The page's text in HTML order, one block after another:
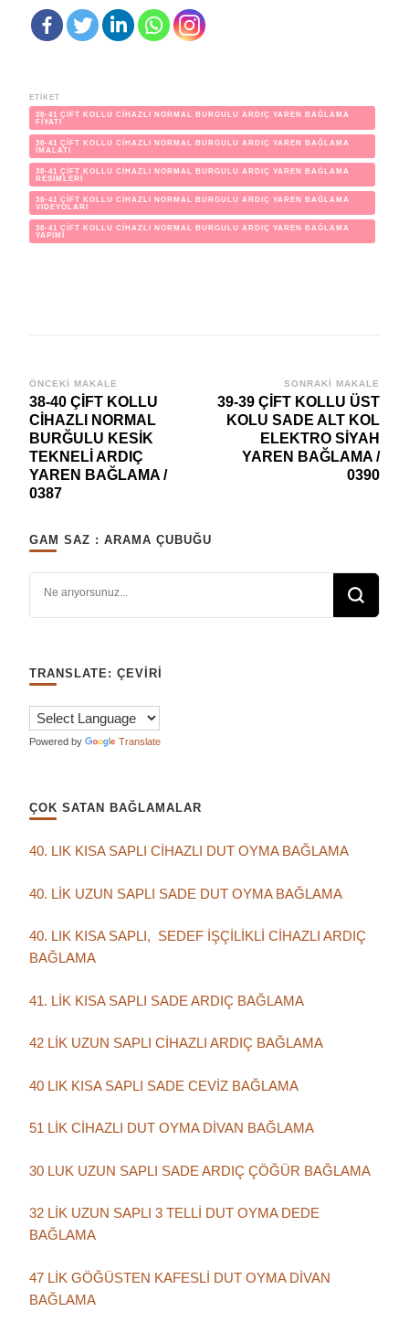
ETIKET
38-41 ÇİFT KOLLU CİHAZLI NORMAL BURGULU ARDIÇ YAREN BAĞLAMA
FİYATI
38-41 ÇİFT KOLLU CİHAZLI NORMAL BURGULU ARDIÇ YAREN BAĞLAMA
İMALATI
38-41 ÇİFT KOLLU CİHAZLI NORMAL BURGULU ARDIÇ YAREN BAĞLAMA
RESİMLERİ
38-41 ÇİFT KOLLU CİHAZLI NORMAL BURGULU ARDIÇ YAREN BAĞLAMA
VİDEYOLARI
38-41 ÇİFT KOLLU CİHAZLI NORMAL BURGULU ARDIÇ YAREN BAĞLAMA
YAPIMI
Yazı
dolaşımı
ÖNCEKI MAKALE
38-40 ÇİFT KOLLU
CİHAZLI NORMAL
BURĞULU KESİK
TEKNELİ ARDIÇ
YAREN BAĞLAMA /
0387
SONRAKI MAKALE
39-39 ÇİFT KOLLU ÜST
KOLU SADE ALT KOL
ELEKTRO SİYAH
YAREN BAĞLAMA /
0390
GAM SAZ : ARAMA ÇUBUĞU
TRANSLATE: ÇEVIRI
Powered by Translate
ÇOK SATAN BAĞLAMALAR
40. LIK KISA SAPLI CİHAZLI DUT OYMA BAĞLAMA
40. LİK UZUN SAPLI SADE DUT OYMA BAĞLAMA
40. LIK KISA SAPLI, SEDEF İŞÇİLİKLİ CİHAZLI ARDIÇ
BAĞLAMA
41. LİK KISA SAPLI SADE ARDIÇ BAĞLAMA
42 LİK UZUN SAPLI CİHAZLI ARDIÇ BAĞLAMA
40 LIK KISA SAPLI SADE CEVİZ BAĞLAMA
51 LİK CİHAZLI DUT OYMA DİVAN BAĞLAMA
30 LUK UZUN SAPLI SADE ARDIÇ ÇÖĞÜR BAĞLAMA
32 LİK UZUN SAPLI 3 TELLİ DUT OYMA DEDE
BAĞLAMA
47 LİK GÖĞÜSTEN KAFESLİ DUT OYMA DİVAN
BAĞLAMA